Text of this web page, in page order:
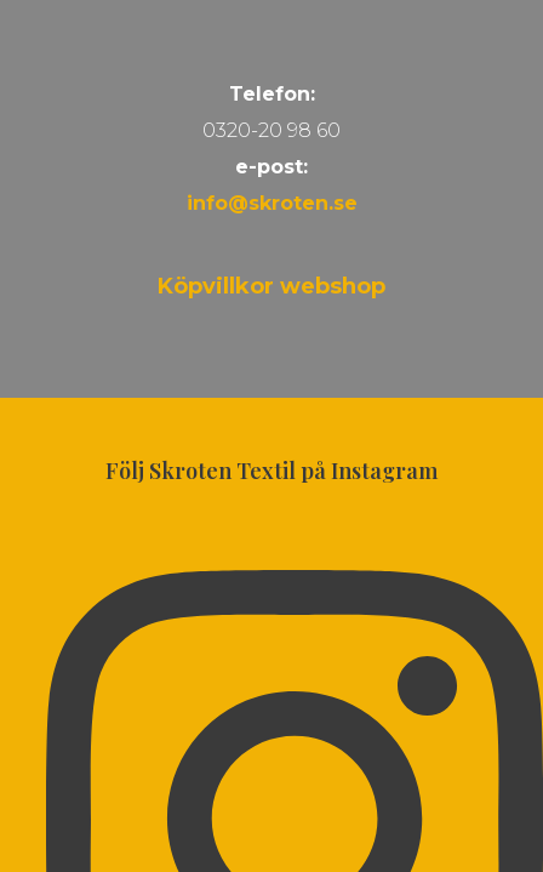
Telefon:
0320-20 98 60
e-post:
info@skroten.se
Köpvillkor webshop
Följ Skroten Textil på Instagram